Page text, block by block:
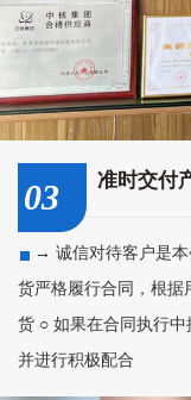
03 准时交付
→ 诚信对待客户是
货严格履行合同，根据
货 ○ 如果在合同执行
并进行积极配合